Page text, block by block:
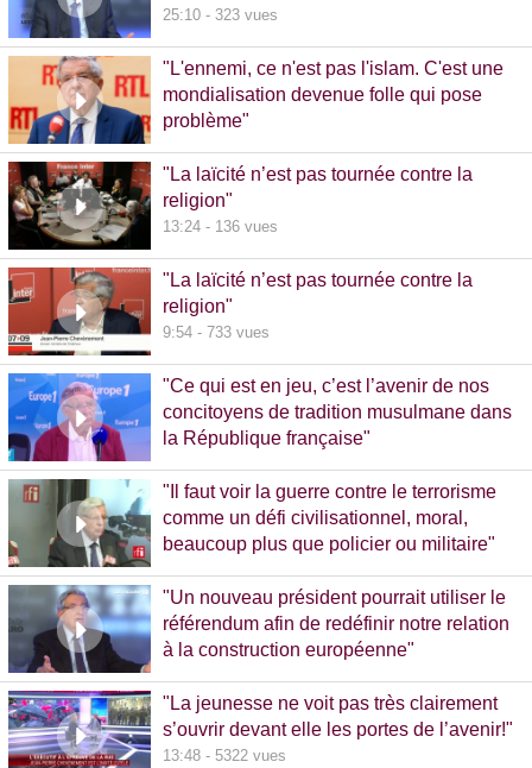
25:10 - 323 vues
"L'ennemi, ce n'est pas l'islam. C'est une
mondialisation devenue folle qui pose
problème"
"La laïcité n’est pas tournée contre la
religion"
13:24 - 136 vues
"La laïcité n’est pas tournée contre la
religion"
9:54 - 733 vues
"Ce qui est en jeu, c’est l’avenir de nos
concitoyens de tradition musulmane dans
la République française"
"Il faut voir la guerre contre le terrorisme
comme un défi civilisationnel, moral,
beaucoup plus que policier ou militaire"
"Un nouveau président pourrait utiliser le
référendum afin de redéfinir notre relation
à la construction européenne"
"La jeunesse ne voit pas très clairement
s’ouvrir devant elle les portes de l’avenir!"
13:48 - 5322 vues